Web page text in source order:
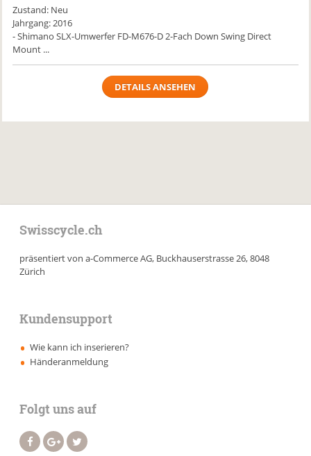
Zustand: Neu
Jahrgang: 2016
- Shimano SLX-Umwerfer FD-M676-D 2-Fach Down Swing Direct
Mount ...
DETAILS ANSEHEN
Swisscycle.ch
präsentiert von a-Commerce AG, Buckhauserstrasse 26, 8048
Zürich
Kundensupport
Wie kann ich inserieren?
Händeranmeldung
Folgt uns auf